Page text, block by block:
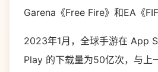
Garena《Free Fire》和EA《
2023年1月，全球手游在 App
Play 的下载量为50亿次，与上